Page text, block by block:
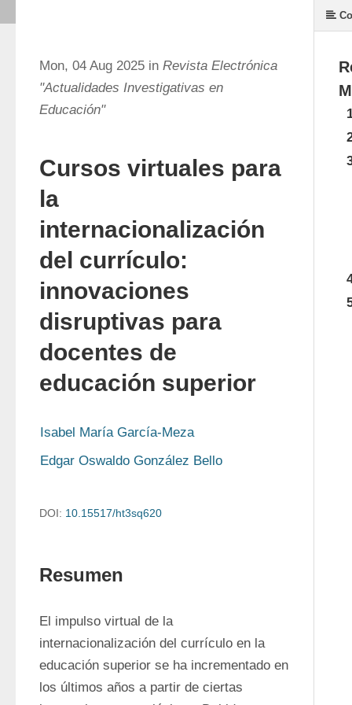
Mon, 04 Aug 2025 in Revista Electrónica
"Actualidades Investigativas en
Educación"
Cursos virtuales para
la
internacionalización
del currículo:
innovaciones
disruptivas para
docentes de
educación superior
Isabel María García-Meza
Edgar Oswaldo González Bello
DOI: 10.15517/ht3sq620
Resumen
El impulso virtual de la
internacionalización del currículo en la
educación superior se ha incrementado en
los últimos años a partir de ciertas